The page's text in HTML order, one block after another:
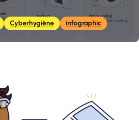
Cyberhygiëne infographic